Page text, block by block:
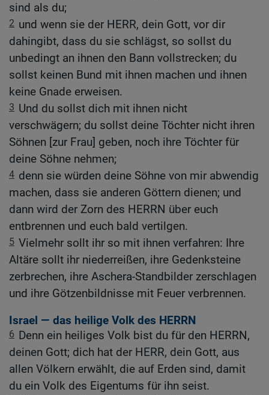
sind als du;
2 und wenn sie der HERR, dein Gott, vor dir
dahingibt, dass du sie schlägst, so sollst du
unbedingt an ihnen den Bann vollstrecken; du
sollst keinen Bund mit ihnen machen und ihnen
keine Gnade erweisen.
3 Und du sollst dich mit ihnen nicht
verschwägern; du sollst deine Töchter nicht ihren
Söhnen [zur Frau] geben, noch ihre Töchter für
deine Söhne nehmen;
4 denn sie würden deine Söhne von mir abwendig
machen, dass sie anderen Göttern dienen; und
dann wird der Zorn des HERRN über euch
entbrennen und euch bald vertilgen.
5 Vielmehr sollt ihr so mit ihnen verfahren: Ihre
Altäre sollt ihr niederreißen, ihre Gedenksteine
zerbrechen, ihre Aschera-Standbilder zerschlagen
und ihre Götzenbildnisse mit Feuer verbrennen.
Israel — das heilige Volk des HERRN
6 Denn ein heiliges Volk bist du für den HERRN,
deinen Gott; dich hat der HERR, dein Gott, aus
allen Völkern erwählt, die auf Erden sind, damit
du ein Volk des Eigentums für ihn seist.